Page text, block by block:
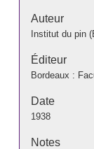
Auteur
Institut du pin
Éditeur
Bordeaux :
Date
1938
Notes